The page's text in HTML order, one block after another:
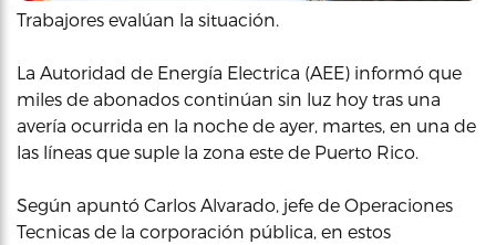
Trabajores evalúan la situación.
La Autoridad de Energía Electrica (AEE) informó que
miles de abonados continúan sin luz hoy tras una
avería ocurrida en la noche de ayer, martes, en una de
las líneas que suple la zona este de Puerto Rico.
Según apuntó Carlos Alvarado, jefe de Operaciones
Tecnicas de la corporación pública, en estos